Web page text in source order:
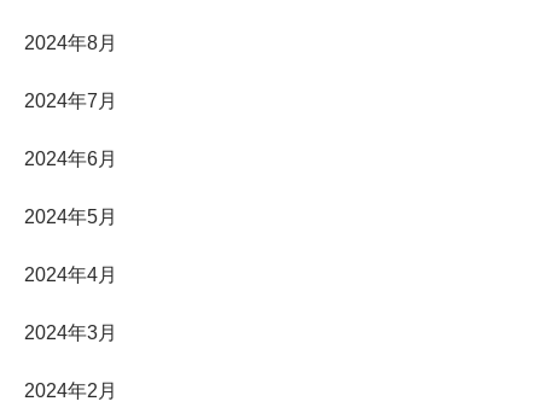
2024年8月
2024年7月
2024年6月
2024年5月
2024年4月
2024年3月
2024年2月